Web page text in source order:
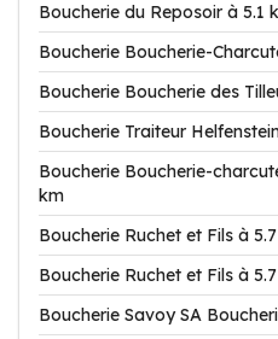
Boucherie du Reposoir à 5.1
Boucherie Boucherie-
Boucherie Boucherie des
Boucherie Traiteur
Boucherie Boucherie-
km
Boucherie Ruchet et Fils à
Boucherie Ruchet et Fils à
Boucherie Savoy SA